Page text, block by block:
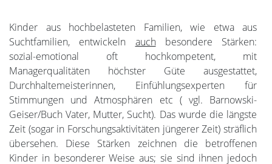
Kinder aus hochbelasteten Familien, wie etwa aus
Suchtfamilien, entwickeln auchbesondere Stärken:
sozial-emotional oft hochkompetent, mit
Managerqualitäten höchster Güte ausgestattet,
Durchhaltemeisterinnen, Einfühlungsexperten für
Stimmungen und Atmosphären etc ( vgl. Barnowski-
Geiser/Buch Vater, Mutter, Sucht). Das wurde die längste
Zeit (sogar in Forschungsaktivitäten jüngerer Zeit) sträflich
übersehen. Diese Stärken zeichnen die betroffenen
Kinder in besonderer Weise aus; sie sind ihnen jedoch